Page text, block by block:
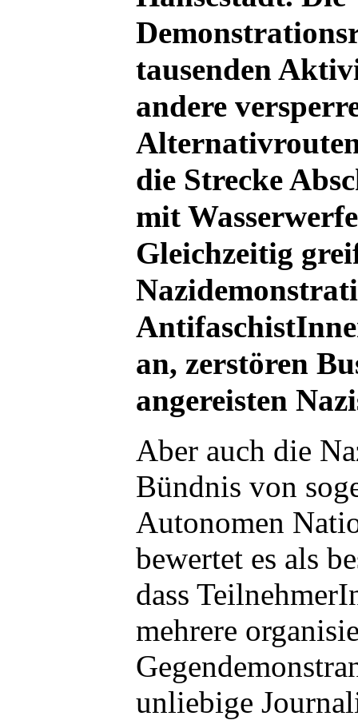
tausenden
andere
die Strecke
mit
Gleichzeitig
an, zerstören
angereisten
Aber auch die
Bündnis von
Autonomen
bewertet es als
dass
mehrere
unliebige